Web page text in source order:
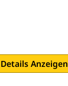
Details Anzeigen